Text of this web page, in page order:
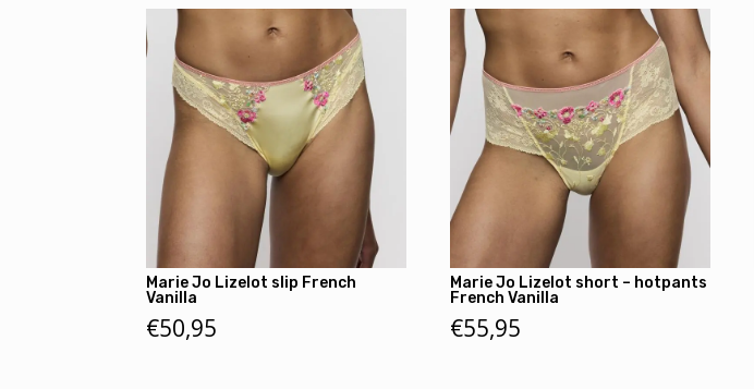
Marie Jo Lizelot slip French
Vanilla
€50,95
Marie Jo Lizelot short – hotpants
French Vanilla
€55,95